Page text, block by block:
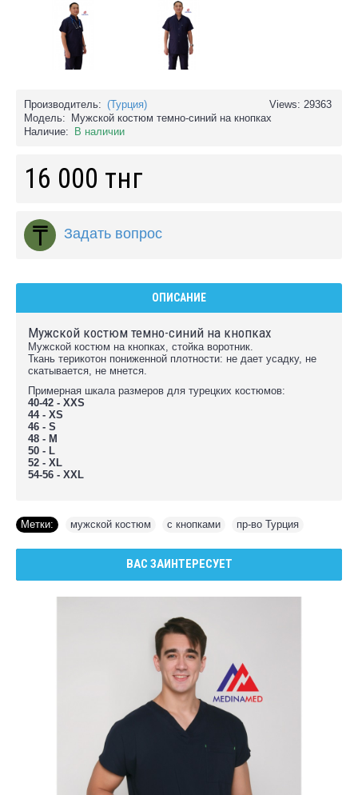
Views: 29363
Производитель: (Турция)
Модель:
Мужской костюм темно-синий на кнопках
Наличие:
В наличии
16 000 тнг
Задать вопрос
ОПИСАНИЕ
Мужской костюм темно-синий на кнопках
Мужской костюм на кнопках, стойка воротник.
Ткань терикотон пониженной плотности: не дает усадку, не
скатывается, не мнется.
Примерная шкала размеров для турецких костюмов:
40-42 - XXS
44 - XS
46 - S
48 - M
50 - L
52 - XL
54-56 - XXL
Метки: мужской костюм с кнопками пр-во Турция
ВАС ЗАИНТЕРЕСУЕТ